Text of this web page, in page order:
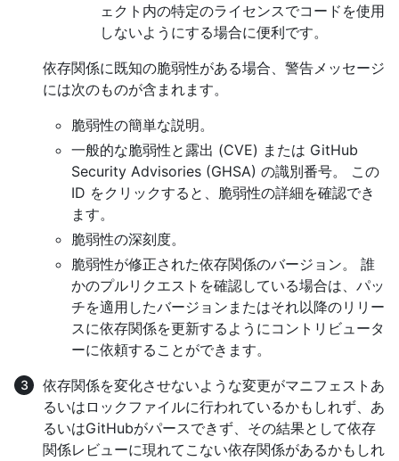
ェクト内の特定のライセンスでコードを使用
しないようにする場合に便利です。
依存関係に既知の脆弱性がある場合、警告メッセージ
には次のものが含まれます。
脆弱性の簡単な説明。
一般的な脆弱性と露出 (CVE) または GitHub
Security Advisories (GHSA) の識別番号。 この
ID をクリックすると、脆弱性の詳細を確認でき
ます。
脆弱性の深刻度。
脆弱性が修正された依存関係のバージョン。 誰
かのプルリクエストを確認している場合は、パッ
チを適用したバージョンまたはそれ以降のリリー
スに依存関係を更新するようにコントリビュータ
ーに依頼することができます。
依存関係を変化させないような変更がマニフェストあ
るいはロックファイルに行われているかもしれず、あ
るいはGitHubがパースできず、その結果として依存
関係レビューに現れてこない依存関係があるかもしれ